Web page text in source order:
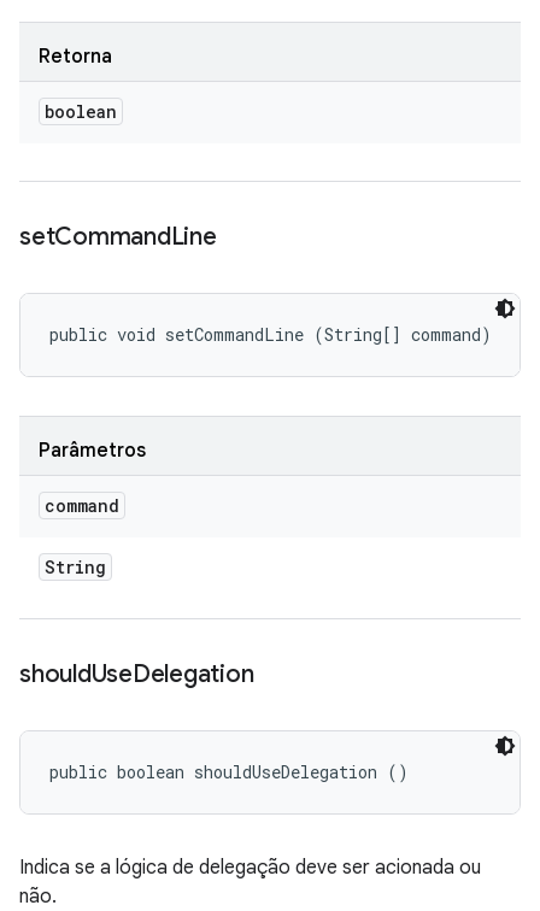
Retorna
boolean
setCommandLine
public void setCommandLine (String[] command)
Parâmetros
command
String
shouldUseDelegation
public boolean shouldUseDelegation ()
Indica se a lógica de delegação deve ser acionada ou
não.